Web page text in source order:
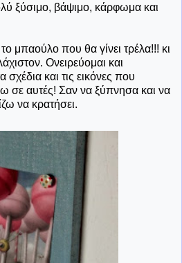
ξύσιμο, βάψιμο, κάρφωμα και
μπαούλο που θα γίνει τρέλα!!! κι
Ονειρεύομαι και
και τις εικόνες που
σε αυτές! Σαν να ξύπνησα και να
να κρατήσει.